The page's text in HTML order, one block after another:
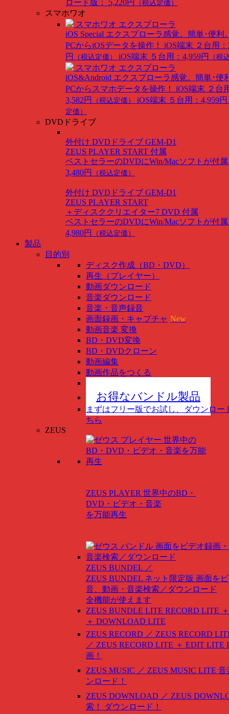
ロード版： 5,220円 （税込定価）
スマホワオ
スマホワオ エクスプローラ
iOS Special エクスプローラ感覚。簡単･便利
PCからiOSデータを操作！ iOS端末 ２台用：
円
（税込定価） iOS端末 ５台用：4,959円 （税
スマホワオ エクスプローラ
iOS&Android エクスプローラ感覚。簡単･便
PCからスマホデータを操作！ iOS端末 ２台
3,582円
（税込定価） iOS端末 ５台用：4,959円
定価）
DVDドライブ
外付け DVDドライブ GEM-D1
ZEUS PLAYER START 付属
ベストセラーのDVDにWin/Macソフトが付
3,480円
（税込定価）
外付け DVDドライブ GEM-D1
ZEUS PLAYER START
＋ディスククリエイター7 DVD 付属
ベストセラーのDVDにWin/Macソフトが付
4,980円
（税込定価）
製品
目的別
ディスク作成（BD・DVD）
再生（プレイヤー）
動画ダウンロード
音楽ダウンロード
音楽・音声録音
画面録画・キャプチャ New
動画音楽 変換
BD・DVD変換
BD・DVDクローン
動画編集
動画作品をつくる
お得なバンドル製品
まずはフリー版でお試し、ダウンロー
ちら
ZEUS
ZEUS PLAYER 世界中のBD・
DVD・ビデオ・音楽
を万能再生
ZEUS BUNDEL ／
ZEUS BUNDEL ネット限定版 画面を
音、動画・音楽検索／ダウンロード
全機能が使えます
ZEUS BUNDLE LITE RECORD LITE
＋ DOWNLOAD LITE
ZEUS RECORD ／ ZEUS RECORD
／ ZEUS RECORD LITE ＋ EDIT LITE
画！
ZEUS MUSIC ／ ZEUS MUSIC LITE 音
ンロード！
ZEUS DOWNLOAD ／ ZEUS
索！ ダウンロード！